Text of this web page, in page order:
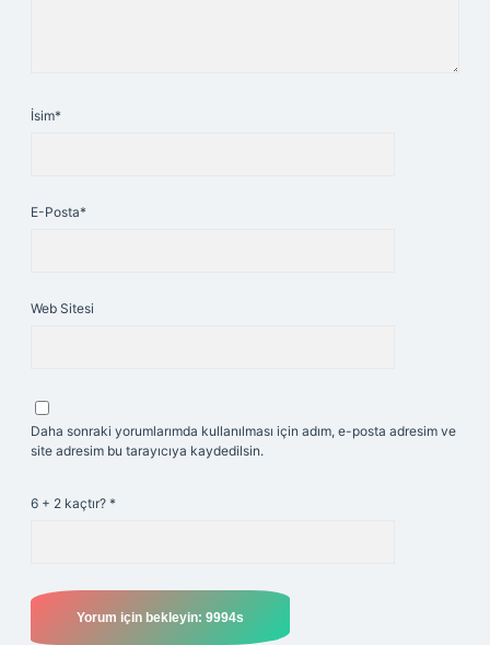
İsim*
E-Posta*
Web Sitesi
Daha sonraki yorumlarımda kullanılması için adım, e-posta adresim ve
site adresim bu tarayıcıya kaydedilsin.
6 + 2 kaçtır? *